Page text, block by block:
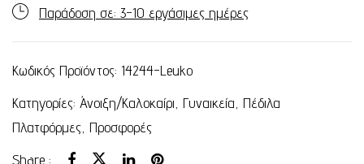
Παράδοση σε: 3-10 εργάσιμες ημέρες
Κωδικός Προϊόντος: 14244-Leuko
Κατηγορίες: Άνοιξη/Καλοκαίρι Γυναικεία Πέδιλα
Πλατφόρμες Προσφορές
Share :